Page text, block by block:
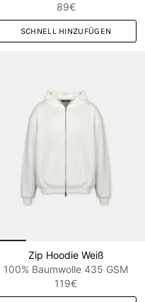
89€
SCHNELL HINZUFÜGEN
Zip Hoodie Weiß
100% Baumwolle 435 GSM
119€